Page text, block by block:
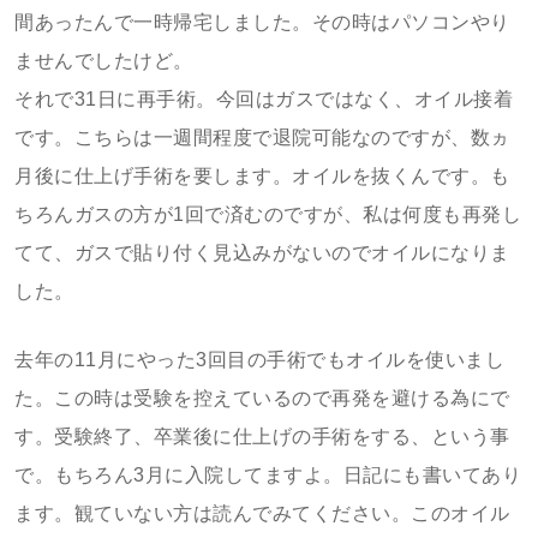
間あったんで一時帰宅しました。その時はパソコンやり
ませんでしたけど。
それで31日に再手術。今回はガスではなく、オイル接着
です。こちらは一週間程度で退院可能なのですが、数ヵ
月後に仕上げ手術を要します。オイルを抜くんです。も
ちろんガスの方が1回で済むのですが、私は何度も再発し
てて、ガスで貼り付く見込みがないのでオイルになりま
した。
去年の11月にやった3回目の手術でもオイルを使いまし
た。この時は受験を控えているので再発を避ける為にで
す。受験終了、卒業後に仕上げの手術をする、という事
で。もちろん3月に入院してますよ。日記にも書いてあり
ます。観ていない方は読んでみてください。このオイル